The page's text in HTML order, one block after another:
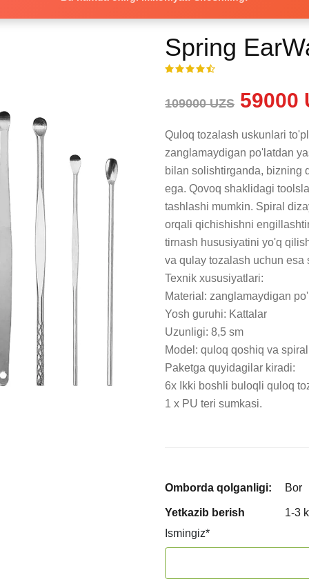
Spring
109000 UZS 59000
Quloq tozalash uskunlari
zanglamaydigan po'latdan
bilan solishtirganda, bizning
ega. Qovoq shaklidagi
tashlashi mumkin. Spiral
orqali qichishishni
tirnash hususiyatini yo'q
va qulay tozalash uchun
Texnik xususiyatlari:
Material: zanglamaydigan
Yosh guruhi: Kattalar
Uzunligi: 8,5 sm
Model: quloq qoshiq va
Paketga quyidagilar kiradi:
6x Ikki boshli buloqli quloq
1 x PU teri sumkasi.
Omborda qolganligi: Bor
Yetkazib berish
1-3
Ismingiz*